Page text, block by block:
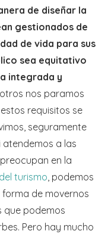
de diseñar la
gestionados de
de vida para sus
sea equitativo
integrada y
nos paramos
requisitos se
seguramente
atendemos a las
en la
turismo , podemos
forma de movernos
que podemos
Pero hay mucho